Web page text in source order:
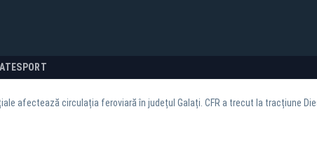
SPORT
afectează circulația feroviară în județul Galați. CFR a trecut la tracțiune